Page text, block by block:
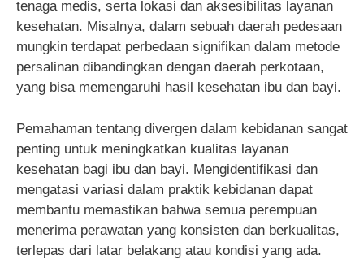
tenaga medis, serta lokasi dan aksesibilitas layanan
kesehatan. Misalnya, dalam sebuah daerah pedesaan
mungkin terdapat perbedaan signifikan dalam metode
persalinan dibandingkan dengan daerah perkotaan,
yang bisa memengaruhi hasil kesehatan ibu dan bayi.
Pemahaman tentang divergen dalam kebidanan sangat
penting untuk meningkatkan kualitas layanan
kesehatan bagi ibu dan bayi. Mengidentifikasi dan
mengatasi variasi dalam praktik kebidanan dapat
membantu memastikan bahwa semua perempuan
menerima perawatan yang konsisten dan berkualitas,
terlepas dari latar belakang atau kondisi yang ada.